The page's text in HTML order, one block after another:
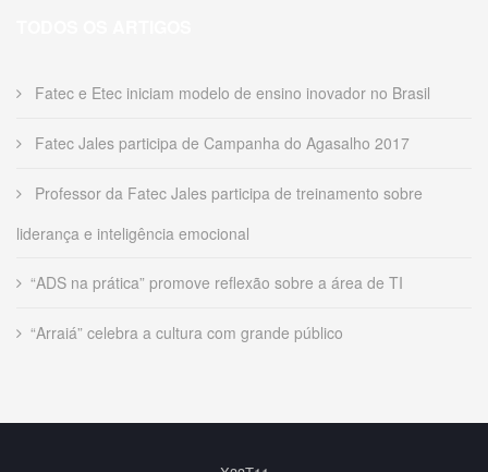
Fatec e Etec iniciam modelo de ensino inovador no Brasil
Fatec Jales participa de Campanha do Agasalho 2017
Professor da Fatec Jales participa de treinamento sobre
liderança e inteligência emocional
“ADS na prática” promove reflexão sobre a área de TI
“Arraiá” celebra a cultura com grande público